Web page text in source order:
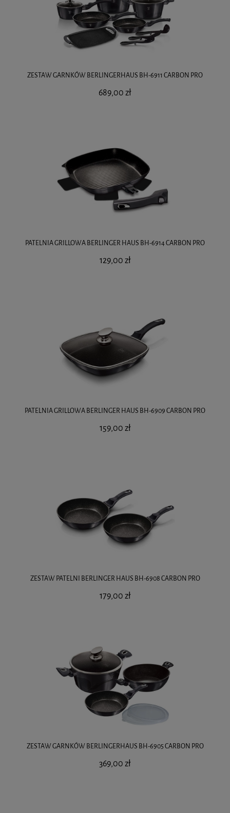
ZESTAW GARNKÓW BERLINGERHAUS BH-6911 CARBON PRO
689,00 zł
PATELNIA GRILLOWA BERLINGER HAUS BH-6914 CARBON PRO
129,00 zł
PATELNIA GRILLOWA BERLINGER HAUS BH-6909 CARBON PRO
159,00 zł
ZESTAW PATELNI BERLINGER HAUS BH-6908 CARBON PRO
179,00 zł
ZESTAW GARNKÓW BERLINGERHAUS BH-6905 CARBON PRO
369,00 zł